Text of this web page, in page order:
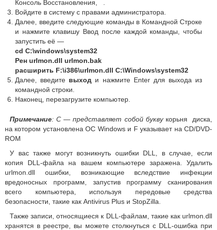
Консоль Восстановления,
Войдите в систему с правами администратора.
Далее, введите следующие команды в Командной Строке
и нажмите клавишу Ввод после каждой команды, чтобы
запустить её —
cd C:\windows\system32
Рен urlmon.dll urlmon.bak
расширить F:\i386\urlmon.dll C:\Windows\system32
Далее, введите выход и нажмите Enter для выхода из
командной строки.
Наконец, перезагрузите компьютер.
Примечание: C — представляет собой буквукорьня диска,
на котором установлена ОС Windows и F указывает на CD/DVD-
ROM
У вас также могут возникнуть ошибки DLL, в случае, если
копия DLL-файла на вашем компьютере заражена. Удалить
urlmon.dll ошибки, возникающие вследствие инфекции
вредоносных программ, запустив программу сканирования
всего компьютера, используя передовые средства
безопасности, такие как Antivirus Plus и StopZilla.
Также записи, относящиеся к DLL-файлам, такие как urlmon.dll
хранятся в реестре, вы можете столкнуться с DLL-ошибка при